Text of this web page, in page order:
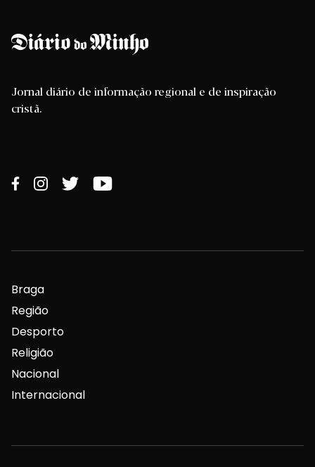
Jornal diário de informação regional e de inspiração
cristã.
Braga
Região
Desporto
Religião
Nacional
Internacional